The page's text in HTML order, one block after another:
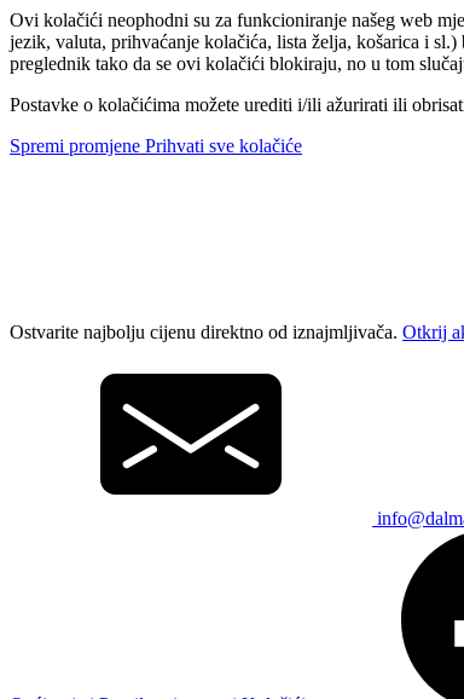
Ovi kolačići neophodni su za funkcioniranje našeg web
jezik, valuta, prihvaćanje kolačića, lista želja, košarica i
preglednik tako da se ovi kolačići blokiraju, no u tom
Postavke o kolačićima možete urediti i/ili ažurirati ili
Spremi promjene Prihvati sve kolačiće
Ostvarite najbolju cijenu direktno od iznajmljivača. Otkrij